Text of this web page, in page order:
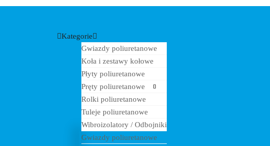
Kategorie
Gwiazdy poliuretanowe
Koła i zestawy kołowe
Płyty poliuretanowe
Pręty poliuretanowe
Rolki poliuretanowe
Tuleje poliuretanowe
Wibroizolatory / Odbojniki
Gwiazdy poliuretanowe